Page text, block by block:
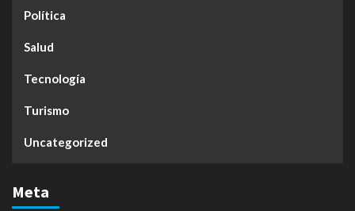
Política
Salud
Tecnología
Turismo
Uncategorized
Meta